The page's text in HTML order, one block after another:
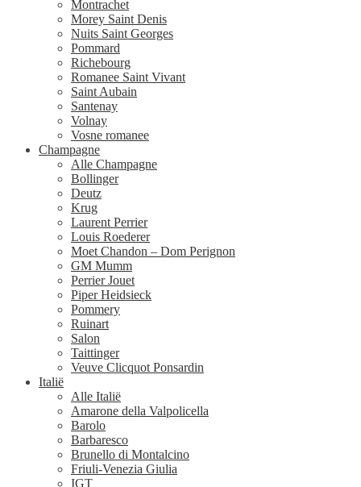
Montrachet
Morey Saint Denis
Nuits Saint Georges
Pommard
Richebourg
Romanee Saint Vivant
Saint Aubain
Santenay
Volnay
Vosne romanee
Champagne
Alle Champagne
Bollinger
Deutz
Krug
Laurent Perrier
Louis Roederer
Moet Chandon – Dom Perignon
GM Mumm
Perrier Jouet
Piper Heidsieck
Pommery
Ruinart
Salon
Taittinger
Veuve Clicquot Ponsardin
Italië
Alle Italië
Amarone della Valpolicella
Barolo
Barbaresco
Brunello di Montalcino
Friuli-Venezia Giulia
IGT